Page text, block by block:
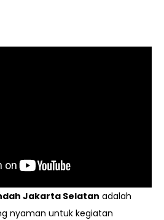
Jakarta Selatan adalah
nyaman untuk kegiatan